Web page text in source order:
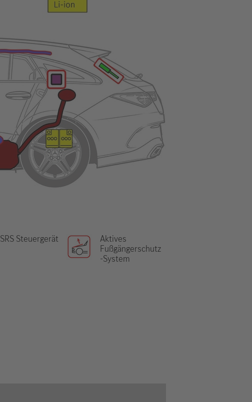
SRS Steuergerät
Aktives
Fußgängerschutz
-System